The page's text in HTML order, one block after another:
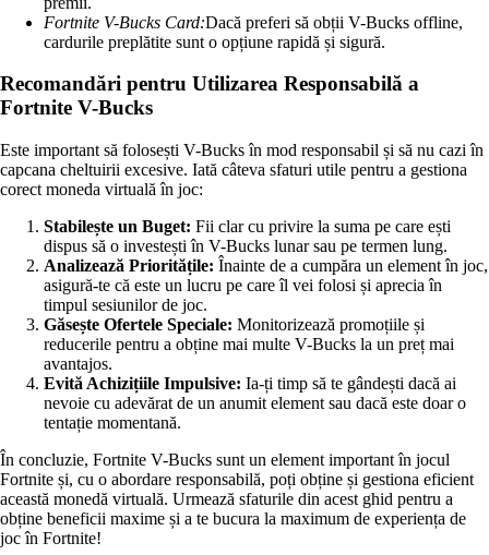
Fortnite V-Bucks Card:Dacă preferi să obții V-Bucks offline,
cardurile preplătite sunt o opțiune rapidă și sigură.
Recomandări pentru Utilizarea Responsabilă a
Fortnite V-Bucks
Este important să folosești V-Bucks în mod responsabil și să nu cazi în
capcana cheltuirii excesive. Iată câteva sfaturi utile pentru a gestiona
corect moneda virtuală în joc:
Stabilește un Buget: Fii clar cu privire la suma pe care ești
dispus să o investești în V-Bucks lunar sau pe termen lung.
Analizează Prioritățile: Înainte de a cumpăra un element în joc,
asigură-te că este un lucru pe care îl vei folosi și aprecia în
timpul sesiunilor de joc.
Găsește Ofertele Speciale: Monitorizează promoțiile și
reducerile pentru a obține mai multe V-Bucks la un preț mai
avantajos.
Evită Achizițiile Impulsive: Ia-ți timp să te gândești dacă ai
nevoie cu adevărat de un anumit element sau dacă este doar o
tentație momentană.
În concluzie, Fortnite V-Bucks sunt un element important în jocul
Fortnite și, cu o abordare responsabilă, poți obține și gestiona eficient
această monedă virtuală. Urmează sfaturile din acest ghid pentru a
obține beneficii maxime și a te bucura la maximum de experiența de
joc în Fortnite!